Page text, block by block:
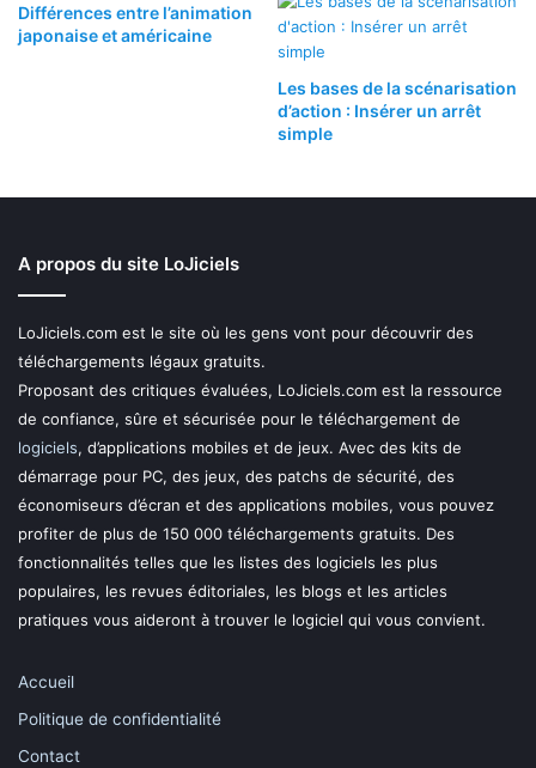
Différences entre l’animation
japonaise et américaine
Les bases de la scénarisation
d’action : Insérer un arrêt
simple
A propos du site LoJiciels
LoJiciels.com est le site où les gens vont pour découvrir des
téléchargements légaux gratuits.
Proposant des critiques évaluées, LoJiciels.com est la ressource
de confiance, sûre et sécurisée pour le téléchargement de
logiciels, d’applications mobiles et de jeux. Avec des kits de
démarrage pour PC, des jeux, des patchs de sécurité, des
économiseurs d’écran et des applications mobiles, vous pouvez
profiter de plus de 150 000 téléchargements gratuits. Des
fonctionnalités telles que les listes des logiciels les plus
populaires, les revues éditoriales, les blogs et les articles
pratiques vous aideront à trouver le logiciel qui vous convient.
Accueil
Politique de confidentialité
Contact